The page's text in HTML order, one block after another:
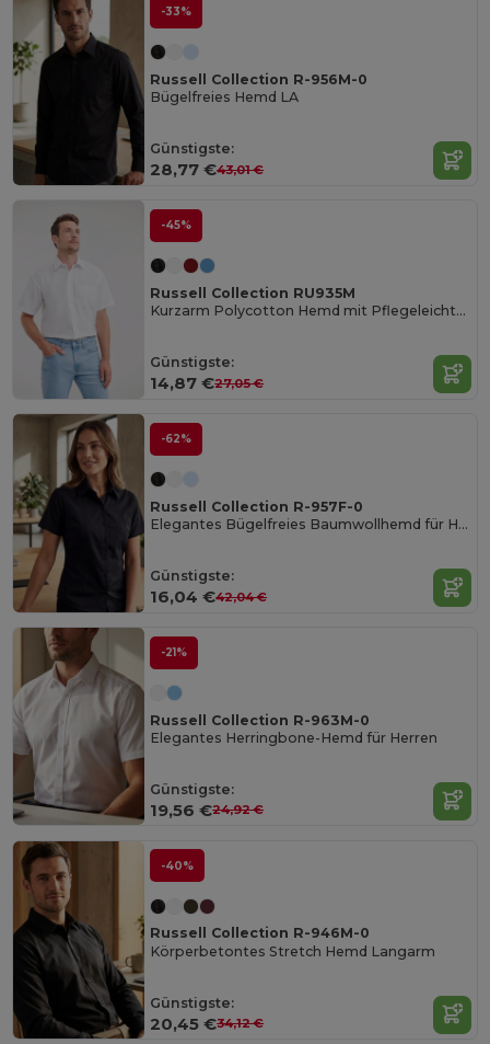
-33%
Russell Collection R-956M-0
Bügelfreies Hemd LA
Günstigste:
28,77 €43,01 €
-45%
Russell Collection RU935M
Kurzarm Polycotton Hemd mit Pflegeleichtem Poplin
Günstigste:
14,87 €27,05 €
-62%
Russell Collection R-957F-0
Elegantes Bügelfreies Baumwollhemd für Herren
Günstigste:
16,04 €42,04 €
-21%
Russell Collection R-963M-0
Elegantes Herringbone-Hemd für Herren
Günstigste:
19,56 €24,92 €
-40%
Russell Collection R-946M-0
Körperbetontes Stretch Hemd Langarm
Günstigste:
20,45 €34,12 €